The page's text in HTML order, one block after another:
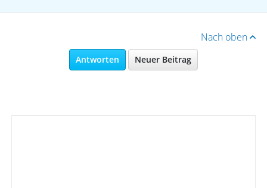
Nach oben
Antworten Neuer Beitrag